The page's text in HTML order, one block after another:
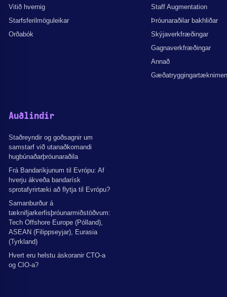
Vitið hvernig
Starfsferilmöguleikar
Orðabók
Staff Augmentation
Þróunaraðilar bakhliðar
Skýjaverkfræðingar
Gagnaverkfræðingar
Annað
Auðlindir
Staðreyndir og goðsagnir um
samstarf við utanaðkomandi
hugbúnaðarþróunaraðila
Frá Bandaríkjunum til Evrópu: Af
hverju ákveða bandarísk
sprotafyrirtæki að flytja til Evrópu?
Samanburður á
tæknifjarkerfisþróunarmiðstöðvum:
Tech Offshore Europe (Pólland),
ASEAN (Filippseyjar), Eurasia
(Tyrkland)
Hvert eru helstu áskoranir CTO-a
og CIO-a?